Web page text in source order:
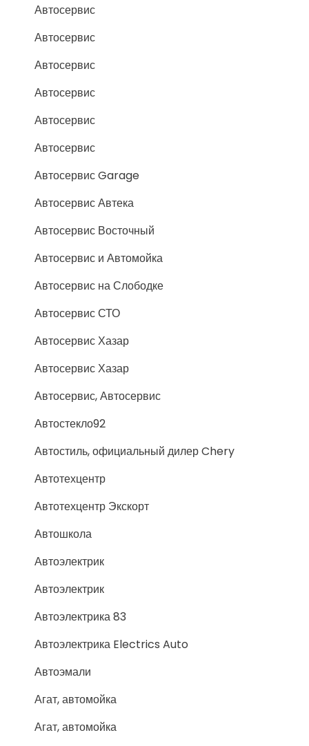
Автосервис
Автосервис
Автосервис
Автосервис
Автосервис
Автосервис
Автосервис Garage
Автосервис Автека
Автосервис Восточный
Автосервис и Автомойка
Автосервис на Слободке
Автосервис СТО
Автосервис Хазар
Автосервис Хазар
Автосервис, Автосервис
Автостекло92
Автостиль, официальный дилер Chery
Автотехцентр
Автотехцентр Экскорт
Автошкола
Автоэлектрик
Автоэлектрик
Автоэлектрика 83
Автоэлектрика Electrics Auto
Автоэмали
Агат, автомойка
Агат, автомойка